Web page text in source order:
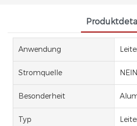
Anwendung
Stromquelle NEIN
Besonderheit
Typ